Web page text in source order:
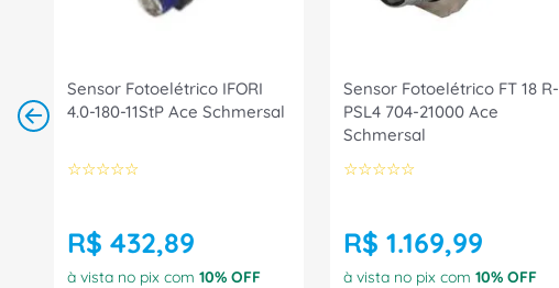
Sensor Fotoelétrico IFORI
4.0-180-11StP Ace Schmersal
☆☆☆☆☆
R$ 432,89
à vista no pix com 10% OFF
Sensor Fotoelétrico FT 18 R-
PSL4 704-21000 Ace
Schmersal
☆☆☆☆☆
R$ 1.169,99
à vista no pix com 10% OFF